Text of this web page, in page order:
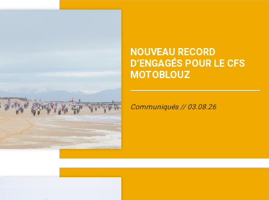
NOUVEAU RECORD
D’ENGAGÉS POUR LE CFS
MOTOBLOUZ
Communiqués 03.08.26